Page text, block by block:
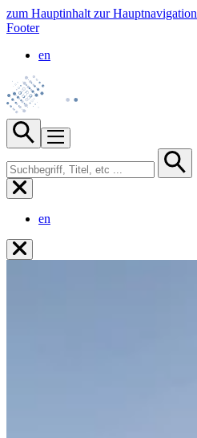
zum Hauptinhalt zur Hauptnavigation
Footer
en
en